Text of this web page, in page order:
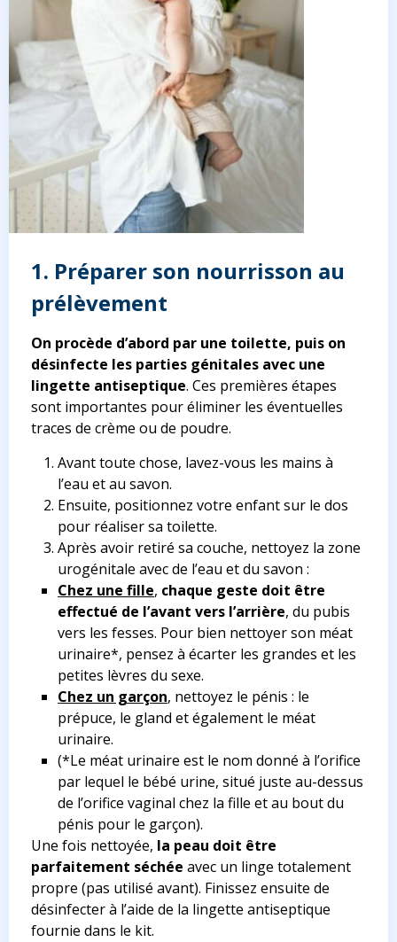
1. Préparer son nourrisson au
prélèvement
On procède d’abord par une toilette, puis on
désinfecte les parties génitales avec une
lingette antiseptique. Ces premières étapes
sont importantes pour éliminer les éventuelles
traces de crème ou de poudre.
Avant toute chose, lavez-vous les mains à
l’eau et au savon.
Ensuite, positionnez votre enfant sur le dos
pour réaliser sa toilette.
Après avoir retiré sa couche, nettoyez la zone
urogénitale avec de l’eau et du savon :
Chez une fille, chaque geste doit être
effectué de l’avant vers l’arrière, du pubis
vers les fesses. Pour bien nettoyer son méat
urinaire*, pensez à écarter les grandes et les
petites lèvres du sexe.
Chez un garçon, nettoyez le pénis : le
prépuce, le gland et également le méat
urinaire.
(*Le méat urinaire est le nom donné à l’orifice
par lequel le bébé urine, situé juste au-dessus
de l’orifice vaginal chez la fille et au bout du
pénis pour le garçon).
Une fois nettoyée, la peau doit être
parfaitement séchée avec un linge totalement
propre (pas utilisé avant). Finissez ensuite de
désinfecter à l’aide de la lingette antiseptique
fournie dans le kit.